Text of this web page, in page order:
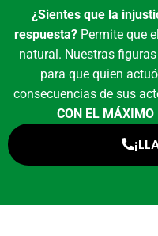
¿Sientes que la
respuesta?Permite que
natural. Nuestras
para que quien
consecuencias de sus
CON EL MÁXIMO